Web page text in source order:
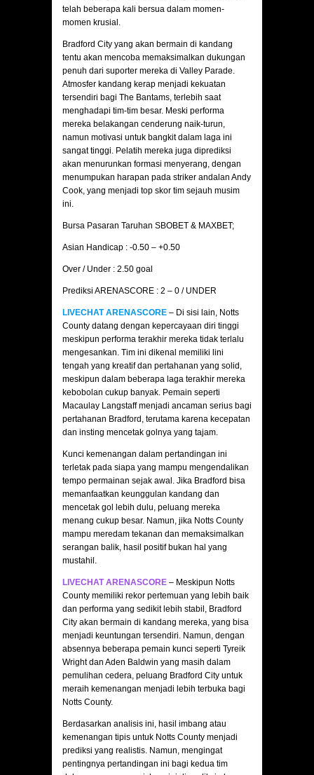
telah beberapa kali bersua dalam momen-
momen krusial.
Bradford City yang akan bermain di kandang
tentu akan mencoba memaksimalkan dukungan
penuh dari suporter mereka di Valley Parade.
Atmosfer kandang kerap menjadi kekuatan
tersendiri bagi The Bantams, terlebih saat
menghadapi tim-tim besar. Meski performa
mereka belakangan cenderung naik-turun,
namun motivasi untuk bangkit dalam laga ini
sangat tinggi. Pelatih mereka juga diprediksi
akan menurunkan formasi menyerang, dengan
menumpukan harapan pada striker andalan Andy
Cook, yang menjadi top skor tim sejauh musim
ini.
Bursa Pasaran Taruhan SBOBET & MAXBET;
Asian Handicap : -0.50 – +0.50
Over / Under : 2.50 goal
Prediksi ARENASCORE : 2 – 0 / UNDER
LIVECHAT ARENASCORE – Di sisi lain, Notts
County datang dengan kepercayaan diri tinggi
meskipun performa terakhir mereka tidak terlalu
mengesankan. Tim ini dikenal memiliki lini
tengah yang kreatif dan pertahanan yang solid,
meskipun dalam beberapa laga terakhir mereka
kebobolan cukup banyak. Pemain seperti
Macaulay Langstaff menjadi ancaman serius bagi
pertahanan Bradford, terutama karena kecepatan
dan insting mencetak golnya yang tajam.
Kunci kemenangan dalam pertandingan ini
terletak pada siapa yang mampu mengendalikan
tempo permainan sejak awal. Jika Bradford bisa
memanfaatkan keunggulan kandang dan
mencetak gol lebih dulu, peluang mereka
menang cukup besar. Namun, jika Notts County
mampu meredam tekanan dan memaksimalkan
serangan balik, hasil positif bukan hal yang
mustahil.
LIVECHAT ARENASCORE – Meskipun Notts
County memiliki rekor pertemuan yang lebih baik
dan performa yang sedikit lebih stabil, Bradford
City akan bermain di kandang mereka, yang bisa
menjadi keuntungan tersendiri. Namun, dengan
absennya beberapa pemain kunci seperti Tyreik
Wright dan Aden Baldwin yang masih dalam
pemulihan cedera, peluang Bradford City untuk
meraih kemenangan menjadi lebih terbuka bagi
Notts County.​
Berdasarkan analisis ini, hasil imbang atau
kemenangan tipis untuk Notts County menjadi
prediksi yang realistis. Namun, mengingat
pentingnya pertandingan ini bagi kedua tim